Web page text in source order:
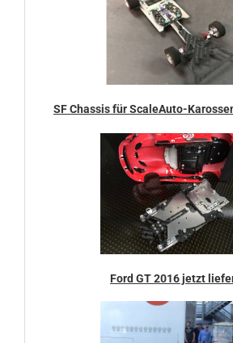
SF Chassis für ScaleAuto-
Ford GT 2016 jetzt